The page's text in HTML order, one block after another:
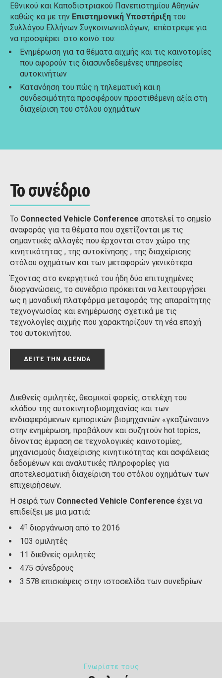
Εθνικού και Καποδιστριακού Πανεπιστημίου Αθηνών
καθώς κα με την Επιστημονική Υποστήριξη του
Συλλόγου Ελλήνων Συγκοινωνιολόγων, επέστρεψε για
να προσφέρει στο κοινό του:
Ενημέρωση για τα θέματα αιχμής και τις καινοτομίες
που αφορούν τις διασυνδεδεμένες υπηρεσίες
αυτοκινήτων
Κατανόηση του πώς η τηλεματική και η
συνδεσιμότητα προσφέρουν προστιθέμενη αξία στη
διαχείριση του στόλου οχημάτων
Το συνέδριο
Το Connected Vehicle Conference αποτελεί το σημείο
αναφοράς για τα θέματα που σχετίζονται με τις
σημαντικές αλλαγές που έρχονται στον χώρο της
κινητικότητας , της αυτοκίνησης , της διαχείρισης
στόλου οχημάτων και των μεταφορών γενικότερα.
Έχοντας στο ενεργητικό του ήδη δύο επιτυχημένες
διοργανώσεις, το συνέδριο πρόκειται να λειτουργήσει
ως η μοναδική πλατφόρμα μεταφοράς της απαραίτητης
τεχνογνωσίας και ενημέρωσης σχετικά με τις
τεχνολογίες αιχμής που χαρακτηρίζουν τη νέα εποχή
του αυτοκινήτου.
ΔΕΙΤΕ ΤΗΝ AGENDA
Διεθνείς ομιλητές, θεσμικοί φορείς, στελέχη του
κλάδου της αυτοκινητοβιομηχανίας και των
ενδιαφερόμενων εμπορικών βιομηχανιών «γκαζώνουν»
στην ενημέρωση, προβάλουν και συζητούν hot topics,
δίνοντας έμφαση σε τεχνολογικές καινοτομίες,
μηχανισμούς διαχείρισης κινητικότητας και ασφάλειας
δεδομένων και αναλυτικές πληροφορίες για
αποτελεσματική διαχείριση του στόλου οχημάτων των
επιχειρήσεων.
Η σειρά των Connected Vehicle Conference έχει να
επιδείξει με μια ματιά:
4η διοργάνωση από το 2016
103 ομιλητές
11 διεθνείς ομιλητές
475 σύνεδρους
3.578 επισκέψεις στην ιστοσελίδα των συνεδρίων
Γνωρίστε τους